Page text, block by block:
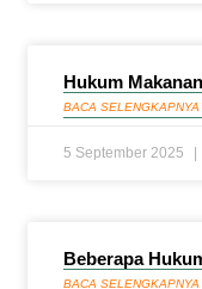
Hukum
BACA SELENGKAPNYA
5 September 2025
Beberapa
BACA SELENGKAPNYA